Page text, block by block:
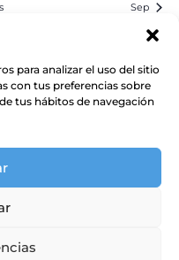
para analizar el uso del sitio
con tus preferencias sobre
tus hábitos de navegación
Sep